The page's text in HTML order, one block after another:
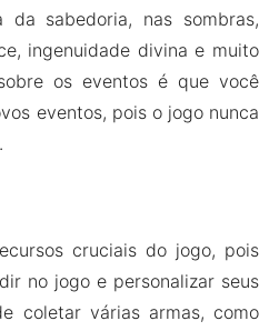
da sabedoria, nas sombras,
ingenuidade divina e muito
os eventos é que você
eventos, pois o jogo nunca
cruciais do jogo, pois
no jogo e personalizar seus
coletar várias armas, como